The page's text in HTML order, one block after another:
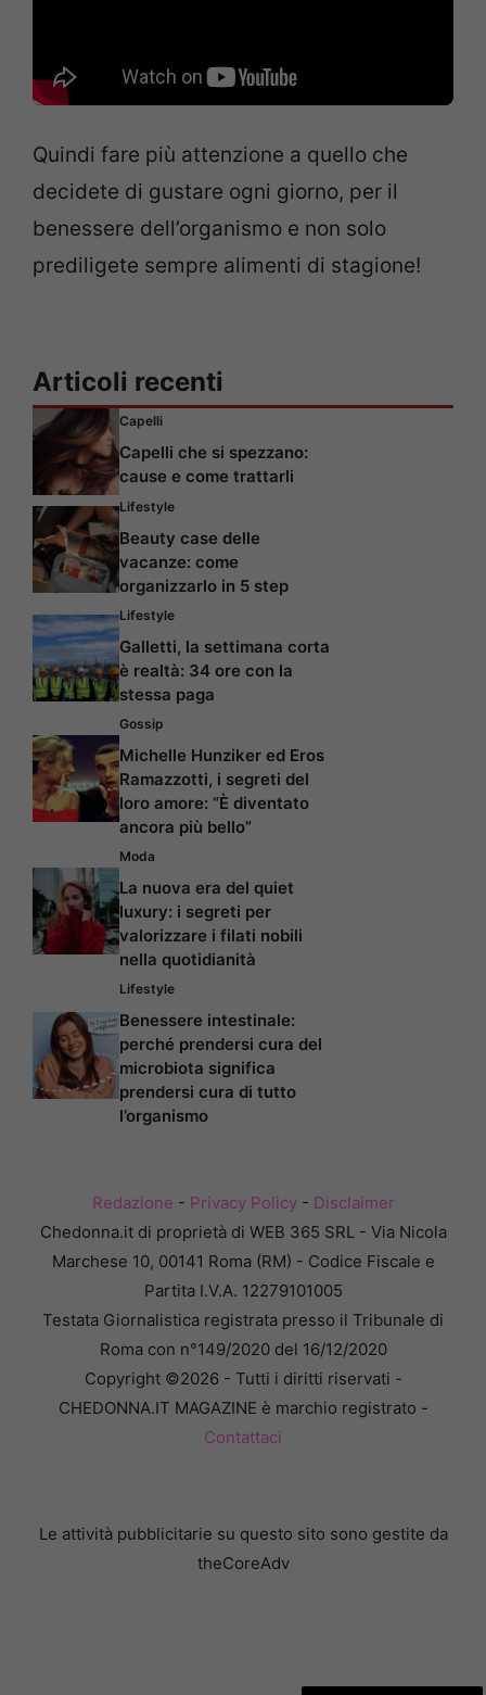
Quindi fare più attenzione a quello che
decidete di gustare ogni giorno, per il
benessere dell’organismo e non solo
prediligete sempre alimenti di stagione!
Articoli recenti
Capelli
Capelli che si spezzano:
cause e come trattarli
Lifestyle
Beauty case delle
vacanze: come
organizzarlo in 5 step
Lifestyle
Galletti, la settimana corta
è realtà: 34 ore con la
stessa paga
Gossip
Michelle Hunziker ed Eros
Ramazzotti, i segreti del
loro amore: “È diventato
ancora più bello”
Moda
La nuova era del quiet
luxury: i segreti per
valorizzare i filati nobili
nella quotidianità
Lifestyle
Benessere intestinale:
perché prendersi cura del
microbiota significa
prendersi cura di tutto
l’organismo
Redazione - Privacy Policy- Disclaimer
Chedonna.it di proprietà di WEB 365 SRL - Via Nicola
Marchese 10, 00141 Roma (RM) - Codice Fiscale e
Partita I.V.A. 12279101005
Testata Giornalistica registrata presso il Tribunale di
Roma con n°149/2020 del 16/12/2020
Copyright ©2026 - Tutti i diritti riservati -
CHEDONNA.IT MAGAZINE è marchio registrato -
Contattaci
Le attività pubblicitarie su questo sito sono gestite da
theCoreAdv